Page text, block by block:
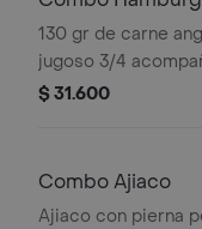
130 gr de carne
jugoso 3/4
cheddar, lechuga y
$ 31.600
Combo Ajiaco
Ajiaco con pierna